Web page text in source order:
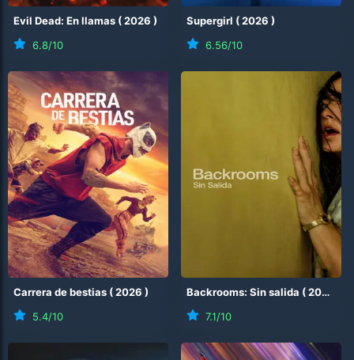
Evil Dead: En llamas (2026 )
6.8/10
Supergirl (2026 )
6.56/10
Carrera de bestias (2026 )
5.4/10
Backrooms: Sin salida (2026
7.1/10